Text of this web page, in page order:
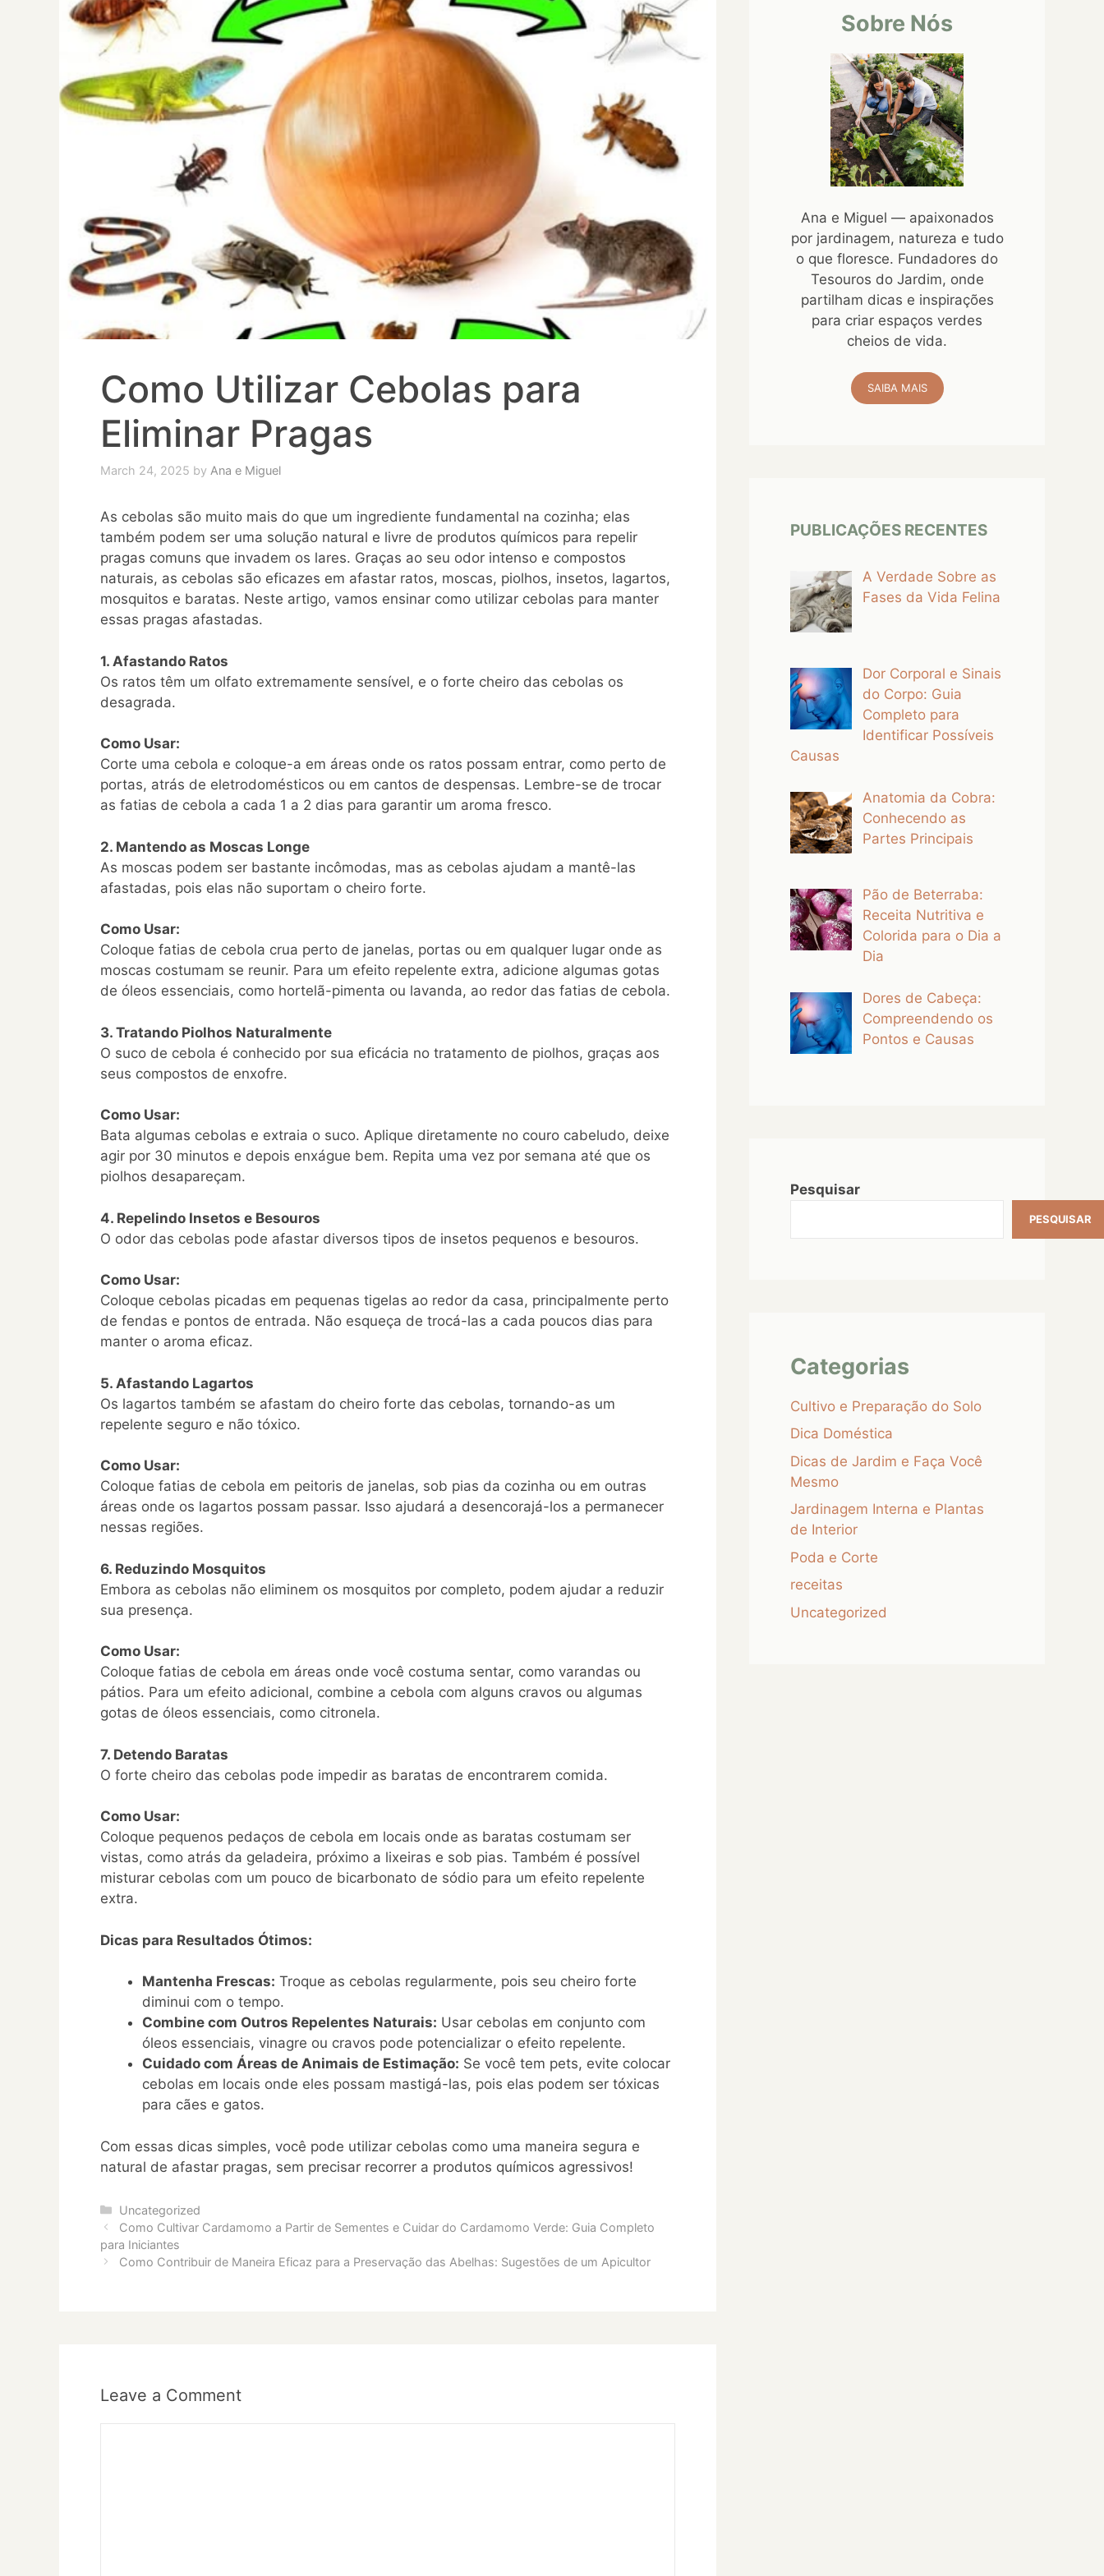
Como Utilizar Cebolas para
Eliminar Pragas
March 24, 2025 by Ana e Miguel
As cebolas são muito mais do que um ingrediente fundamental na cozinha; elas
também podem ser uma solução natural e livre de produtos químicos para repelir
pragas comuns que invadem os lares. Graças ao seu odor intenso e compostos
naturais, as cebolas são eficazes em afastar ratos, moscas, piolhos, insetos, lagartos,
mosquitos e baratas. Neste artigo, vamos ensinar como utilizar cebolas para manter
essas pragas afastadas.
1. Afastando Ratos
Os ratos têm um olfato extremamente sensível, e o forte cheiro das cebolas os
desagrada.
Como Usar:
Corte uma cebola e coloque-a em áreas onde os ratos possam entrar, como perto de
portas, atrás de eletrodomésticos ou em cantos de despensas. Lembre-se de trocar
as fatias de cebola a cada 1 a 2 dias para garantir um aroma fresco.
2. Mantendo as Moscas Longe
As moscas podem ser bastante incômodas, mas as cebolas ajudam a mantê-las
afastadas, pois elas não suportam o cheiro forte.
Como Usar:
Coloque fatias de cebola crua perto de janelas, portas ou em qualquer lugar onde as
moscas costumam se reunir. Para um efeito repelente extra, adicione algumas gotas
de óleos essenciais, como hortelã-pimenta ou lavanda, ao redor das fatias de cebola.
3. Tratando Piolhos Naturalmente
O suco de cebola é conhecido por sua eficácia no tratamento de piolhos, graças aos
seus compostos de enxofre.
Como Usar:
Bata algumas cebolas e extraia o suco. Aplique diretamente no couro cabeludo, deixe
agir por 30 minutos e depois enxágue bem. Repita uma vez por semana até que os
piolhos desapareçam.
4. Repelindo Insetos e Besouros
O odor das cebolas pode afastar diversos tipos de insetos pequenos e besouros.
Como Usar:
Coloque cebolas picadas em pequenas tigelas ao redor da casa, principalmente perto
de fendas e pontos de entrada. Não esqueça de trocá-las a cada poucos dias para
manter o aroma eficaz.
5. Afastando Lagartos
Os lagartos também se afastam do cheiro forte das cebolas, tornando-as um
repelente seguro e não tóxico.
Como Usar:
Coloque fatias de cebola em peitoris de janelas, sob pias da cozinha ou em outras
áreas onde os lagartos possam passar. Isso ajudará a desencorajá-los a permanecer
nessas regiões.
6. Reduzindo Mosquitos
Embora as cebolas não eliminem os mosquitos por completo, podem ajudar a reduzir
sua presença.
Como Usar:
Coloque fatias de cebola em áreas onde você costuma sentar, como varandas ou
pátios. Para um efeito adicional, combine a cebola com alguns cravos ou algumas
gotas de óleos essenciais, como citronela.
7. Detendo Baratas
O forte cheiro das cebolas pode impedir as baratas de encontrarem comida.
Como Usar:
Coloque pequenos pedaços de cebola em locais onde as baratas costumam ser
vistas, como atrás da geladeira, próximo a lixeiras e sob pias. Também é possível
misturar cebolas com um pouco de bicarbonato de sódio para um efeito repelente
extra.
Dicas para Resultados Ótimos:
Mantenha Frescas: Troque as cebolas regularmente, pois seu cheiro forte
diminui com o tempo.
Combine com Outros Repelentes Naturais: Usar cebolas em conjunto com
óleos essenciais, vinagre ou cravos pode potencializar o efeito repelente.
Cuidado com Áreas de Animais de Estimação: Se você tem pets, evite colocar
cebolas em locais onde eles possam mastigá-las, pois elas podem ser tóxicas
para cães e gatos.
Com essas dicas simples, você pode utilizar cebolas como uma maneira segura e
natural de afastar pragas, sem precisar recorrer a produtos químicos agressivos!
Categories
Uncategorized
Como Cultivar Cardamomo a Partir de Sementes e Cuidar do Cardamomo Verde: Guia Completo
para Iniciantes
Como Contribuir de Maneira Eficaz para a Preservação das Abelhas: Sugestões de um Apicultor
Leave a Comment
Sobre Nós
Ana e Miguel — apaixonados
por jardinagem, natureza e tudo
o que floresce. Fundadores do
Tesouros do Jardim, onde
partilham dicas e inspirações
para criar espaços verdes
cheios de vida.
SAIBA MAIS
PUBLICAÇÕES RECENTES
A Verdade Sobre as
Fases da Vida Felina
Dor Corporal e Sinais
do Corpo: Guia
Completo para
Identificar Possíveis
Causas
Anatomia da Cobra:
Conhecendo as
Partes Principais
Pão de Beterraba:
Receita Nutritiva e
Colorida para o Dia a
Dia
Dores de Cabeça:
Compreendendo os
Pontos e Causas
Pesquisar
PESQUISAR
Categorias
Cultivo e Preparação do Solo
Dica Doméstica
Dicas de Jardim e Faça Você
Mesmo
Jardinagem Interna e Plantas
de Interior
Poda e Corte
receitas
Uncategorized